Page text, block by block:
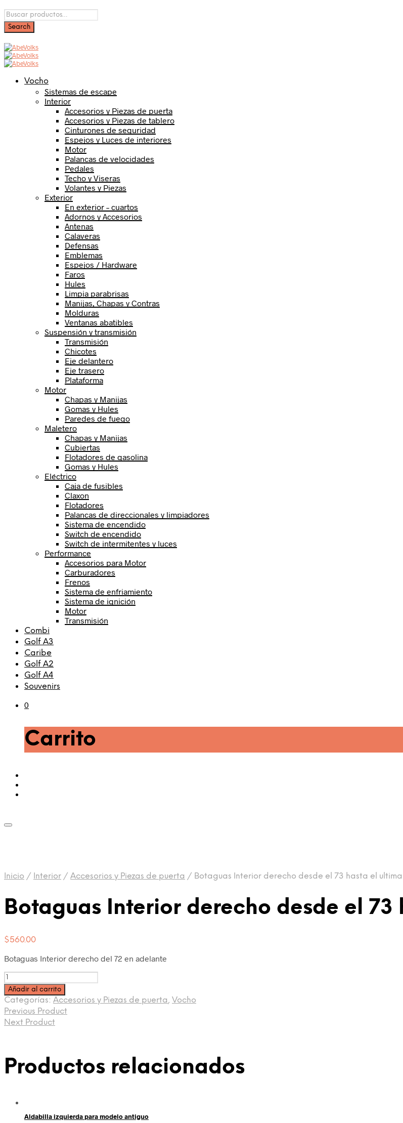
Vocho
Sistemas de escape
Interior
Accesorios y Piezas de puerta
Accesorios y Piezas de tablero
Cinturones de seguridad
Espejos y Luces de interiores
Motor
Palancas de velocidades
Pedales
Techo y Viseras
Volantes y Piezas
Exterior
En exterior – cuartos
Adornos y Accesorios
Antenas
Calaveras
Defensas
Emblemas
Espejos / Hardware
Faros
Hules
Limpia parabrisas
Manijas, Chapas y Contras
Molduras
Ventanas abatibles
Suspensión y transmisión
Transmisión
Chicotes
Eje delantero
Eje trasero
Plataforma
Motor
Chapas y Manijas
Gomas y Hules
Paredes de fuego
Maletero
Chapas y Manijas
Cubiertas
Flotadores de gasolina
Gomas y Hules
Eléctrico
Caja de fusibles
Claxon
Flotadores
Palancas de direccionales y limpiadores
Sistema de encendido
Switch de encendido
Switch de intermitentes y luces
Performance
Accesorios para Motor
Carburadores
Frenos
Sistema de enfriamiento
Sistema de ignición
Motor
Transmisión
Combi
Golf A3
Caribe
Golf A2
Golf A4
Souvenirs
0
Carrito
Inicio / Interior / Accesorios y Piezas de puerta / Botaguas Interior derecho desde el 73 hasta el
Botaguas Interior derecho desde el
$560.00
Botaguas Interior derecho del 72 en adelante
Cantidad
Añadir al carrito
Categorías: Accesorios y Piezas de puerta, Vocho
Previous Product
Next Product
Productos relacionados
Aldabilla izquierda para modelo antiguo